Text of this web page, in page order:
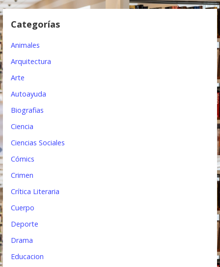
d
n
Categorías
Animales
Arquitectura
Arte
Autoayuda
Biografias
Ciencia
Ciencias Sociales
Cómics
Crimen
Crítica Literaria
Cuerpo
Deporte
Drama
Educacion